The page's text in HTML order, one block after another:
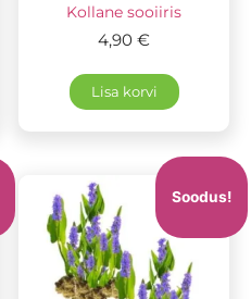
Kollane sooiiris
4,90 €
Lisa korvi
Soodus!